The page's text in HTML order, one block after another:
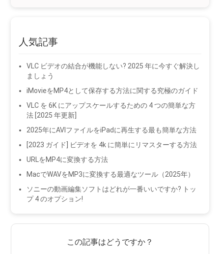
人気記事
VLC ビデオの結合が機能しない? 2025 年に今すぐ解決し
ましょう
iMovieをMP4として保存する方法に関する究極のガイド
VLC を 6K にアップスケールするための 4 つの簡単な方
法 [2025 年更新]
2025年にAVIファイルをiPadに再生する最も簡単な方法
[2023 ガイド] ビデオを 4k に簡単にリマスターする方法
URLをMP4に変換する方法
MacでWAVをMP3に変換する最適なツール（2025年）
ソニーの動画編集ソフトはどれが一番いいですか? トッ
プ 4 のオプション!
この記事はどうですか？